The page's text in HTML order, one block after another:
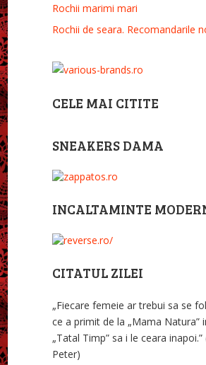
Rochii marimi mari
Rochii de seara. Recomandarile
CELE MAI CITITE
SNEAKERS DAMA
INCALTAMINTE
CITATUL ZILEI
„Fiecare femeie ar trebui sa se
ce a primit de la „Mama Natura”
„Tatal Timp” sa i le ceara inapoi.”
Peter)